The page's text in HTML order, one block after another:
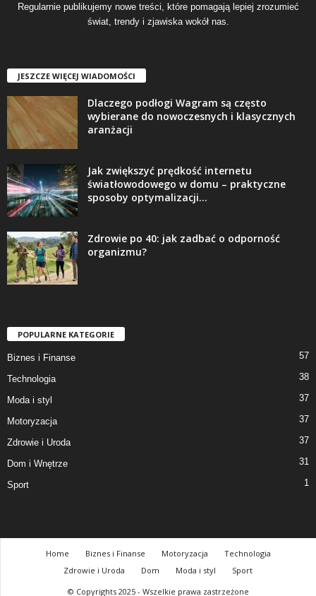
Regularnie publikujemy nowe treści, które pomagają lepiej zrozumieć
świat, trendy i zjawiska wokół nas.
JESZCZE WIĘCEJ WIADOMOŚCI
Dlaczego podłogi Wagram są często
wybierane do nowoczesnych i klasycznych
aranżacji
Jak zwiększyć prędkość internetu
światłowodowego w domu – praktyczne
sposoby optymalizacji...
Zdrowie po 40: jak zadbać o odporność
organizmu?
POPULARNE KATEGORIE
Biznes i Finanse 57
Technologia 38
Moda i styl 37
Motoryzacja 37
Zdrowie i Uroda 37
Dom i Wnętrze 31
Sport 1
Home Biznes i Finanse Motoryzacja
Technologia
Zdrowie i Uroda
Dom Moda i styl
Sport
© Copyrights 2025 - Wszelkie prawa zastrzeżone